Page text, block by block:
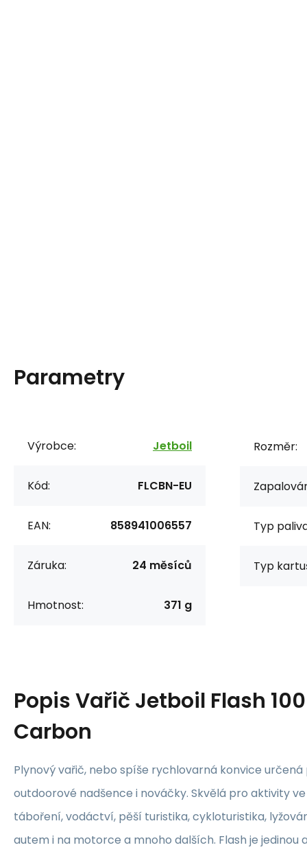
Parametry
Výrobce: Jetboil
Kód: FLCBN-EU
EAN: 858941006557
Záruka: 24 měsíců
Hmotnost: 371 g
Rozměr:
Typ
Typ
PopisVařič Jetboil Flash
Carbon
Plynový vařič, nebo spíše rychlovarná konvice
outdoorové nadšence i nováčky. Skvělá pro aktivity
táboření, vodáctví, pěší turistika, cykloturistika,
autem i na motorce a mnoho dalších. Flash je jedinou